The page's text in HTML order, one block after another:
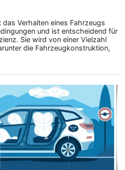
Verhalten eines Fahrzeugs
und ist entscheidend für
Sie wird von einer Vielzahl
die Fahrzeugkonstruktion,